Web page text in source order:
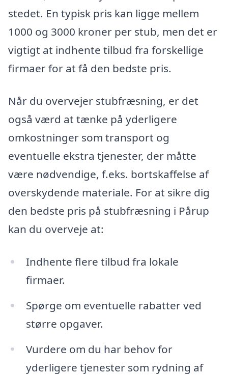
stedet. En typisk pris kan ligge mellem
1000 og 3000 kroner per stub, men det er
vigtigt at indhente tilbud fra forskellige
firmaer for at få den bedste pris.
Når du overvejer stubfræsning, er det
også værd at tænke på yderligere
omkostninger som transport og
eventuelle ekstra tjenester, der måtte
være nødvendige, f.eks. bortskaffelse af
overskydende materiale. For at sikre dig
den bedste pris på stubfræsning i Pårup
kan du overveje at:
Indhente flere tilbud fra lokale
firmaer.
Spørge om eventuelle rabatter ved
større opgaver.
Vurdere om du har behov for
yderligere tjenester som rydning af